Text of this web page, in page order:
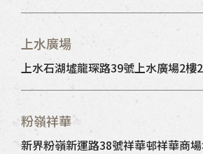
上水廣場
上水石湖墟龍琛路39號上水廣場2樓
粉嶺祥華
新界粉嶺新運路38號祥華邨祥華商